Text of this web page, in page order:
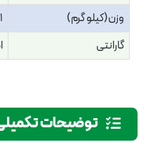
وزن(کیلو گرم)
گارانتی
توضیحات